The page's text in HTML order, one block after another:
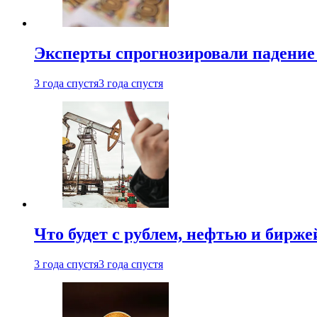
Эксперты спрогнозировали
3 года спустя3 года спустя
Что будет с рублем, нефтью и
3 года спустя3 года спустя